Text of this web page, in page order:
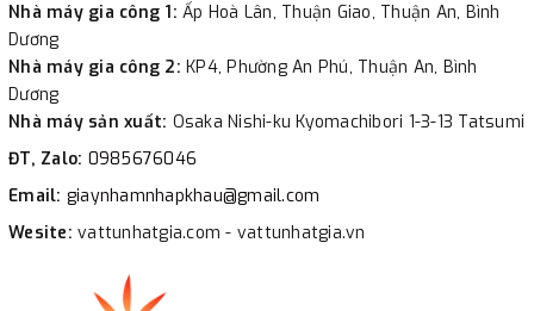
Nhà máy gia công 1: Ấp Hoà Lân, Thuận Giao, Thuận An, Bình
Dương
Nhà máy gia công 2: KP4, Phường An Phú, Thuận An, Bình
Dương
Nhà máy sản xuất: Osaka Nishi-ku Kyomachibori 1-3-13 Tatsumi
ĐT, Zalo: 0985676046
Email: giaynhamnhapkhau@gmail.com
Wesite: vattunhatgia.com - vattunhatgia.vn